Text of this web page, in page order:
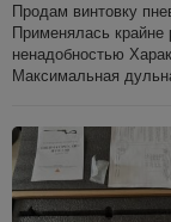
Продам винтовку
Применялась крайне
ненадобностью
Максимальная